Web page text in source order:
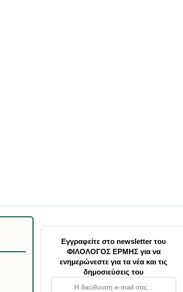
Εγγραφείτε στο newsletter του
ΦΙΛΟΛΟΓΟΣ ΕΡΜΗΣ για να
ενημερώνεστε για τα νέα και τις
δημοσιεύσεις του